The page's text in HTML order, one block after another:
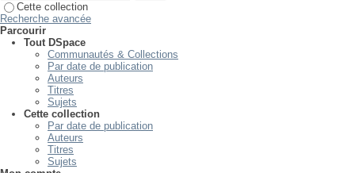
Cette collection
Recherche avancée
Parcourir
Tout DSpace
Communautés & Collections
Par date de publication
Auteurs
Titres
Sujets
Cette collection
Par date de publication
Auteurs
Titres
Sujets